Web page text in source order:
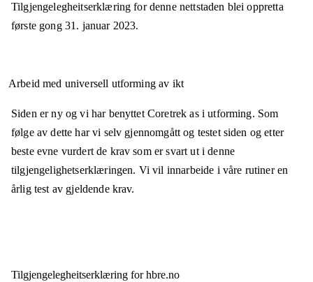
Tilgjengelegheitserklæring for denne nettstaden blei oppretta
første gong 31. januar 2023.
Arbeid med universell utforming av ikt
Siden er ny og vi har benyttet Coretrek as i utforming. Som
følge av dette har vi selv gjennomgått og testet siden og etter
beste evne vurdert de krav som er svart ut i denne
tilgjengelighetserklæringen. Vi vil innarbeide i våre rutiner en
årlig test av gjeldende krav.
Tilgjengelegheits­erklæring forhbre.no